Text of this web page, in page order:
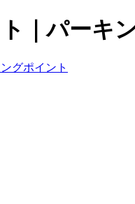
｜パーキ
グポイント